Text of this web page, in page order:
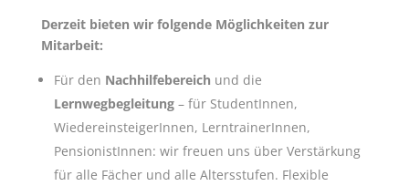
Derzeit bieten wir folgende Möglichkeiten zur
Mitarbeit:
Für den Nachhilfebereich und die
Lernwegbegleitung – für StudentInnen,
WiedereinsteigerInnen, LerntrainerInnen,
PensionistInnen: wir freuen uns über Verstärkung
für alle Fächer und alle Altersstufen. Flexible